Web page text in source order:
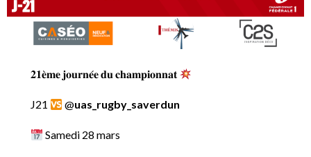
𝟐𝟏𝐞̀𝐦𝐞 𝐣𝐨𝐮𝐫𝐧𝐞́𝐞 𝐝𝐮 𝐜𝐡𝐚𝐦𝐩𝐢𝐨𝐧𝐧𝐚𝐭
J21 @uas_rugby_saverdun
Samedi 28 mars